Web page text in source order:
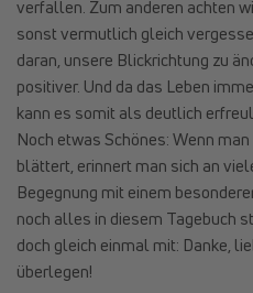
verfallen. Zum anderen achten
sonst vermutlich gleich
daran, unsere Blickrichtung zu
positiver. Und da das Leben
kann es somit als deutlich
Noch etwas Schönes: Wenn
blättert, erinnert man sich an
Begegnung mit einem
noch alles in diesem Tagebuch
doch gleich einmal mit: Danke,
überlegen!